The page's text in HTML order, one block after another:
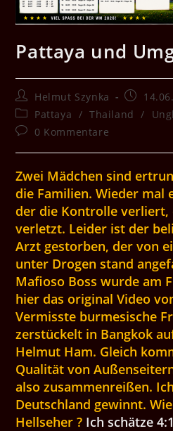
Pattaya und
Beitrags-
Autor:
Helmut Szynka
Beitrag
Beitrags-
Kategorie:
Pattaya / Thailand /
Beitrags-
0 Kommentare
Zwei Mädchen sind
die Familien. Wieder
der die Kontrolle
verletzt. Leider ist der
Arzt gestorben, der von
unter Drogen stand
Mafioso Boss wurde am
hier das original Video
Vermisste burmesische
zerstückelt in Bangkok
Helmut Ham. Gleich
Qualität von
also zusammenreißen.
Deutschland gewinnt.
Hellseher ? Ich schätze